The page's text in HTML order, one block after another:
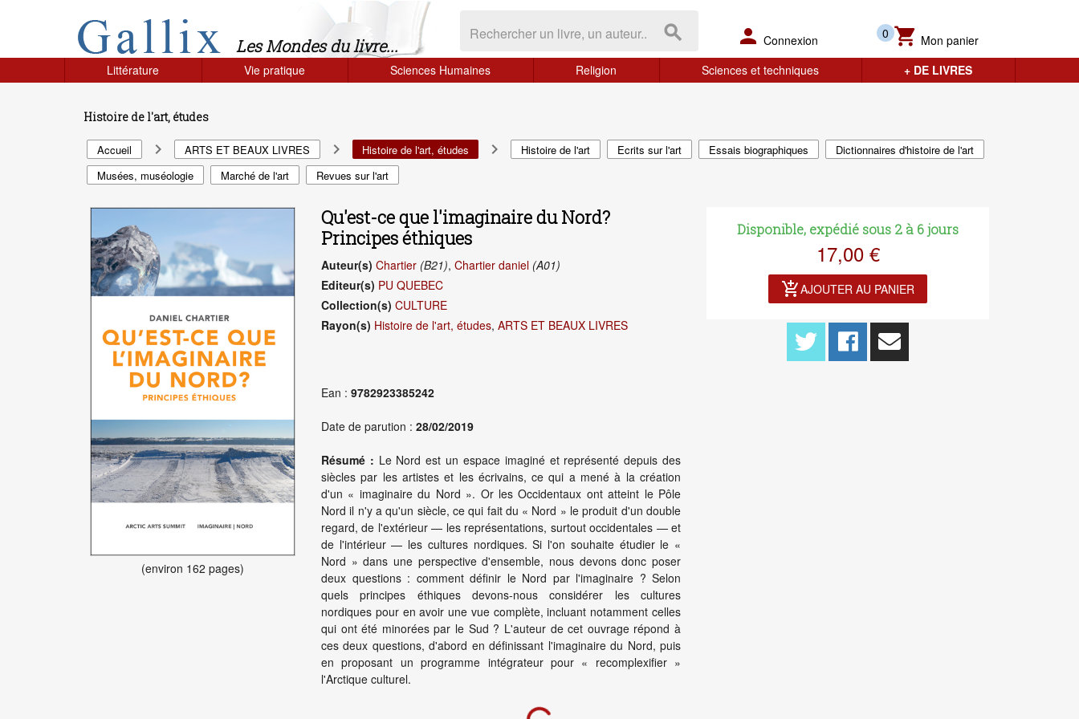
Les Mondes du livre...
search person Connexion shopping_cart
0
Mon panier
Littérature
Vie pratique Sciences Humaines Religion Sciences et techniques + DE LIVRES
Histoire de l'art, études
Accueil navigate_next ARTS ET BEAUX LIVRES navigate_next Histoire de l'art, études navigate_next Histoire de l'art Ecrits sur l'art Essais biographiques
Dictionnaires d'histoire de l'art
Musées, muséologie
Marché de l'art Revues sur l'art
(environ 162 pages)
Qu'est-ce que l'imaginaire du Nord?
Principes éthiques
Auteur(s) Chartier (B21), Chartier daniel (A01)
Editeur(s) PU QUEBEC
Collection(s) CULTURE
Rayon(s) Histoire de l'art, études, ARTS ET BEAUX LIVRES
Ean : 9782923385242
Date de parution : 28/02/2019
Résumé : Le Nord est un espace imaginé et représenté depuis des
siècles par les artistes et les écrivains, ce qui a mené à la création
d'un « imaginaire du Nord ». Or les Occidentaux ont atteint le Pôle
Nord il n'y a qu'un siècle, ce qui fait du « Nord » le produit d'un double
regard, de l'extérieur — les représentations, surtout occidentales — et
de l'intérieur — les cultures nordiques. Si l'on souhaite étudier le «
Nord » dans une perspective d'ensemble, nous devons donc poser
deux questions : comment définir le Nord par l'imaginaire ? Selon
quels principes éthiques devons-nous considérer les cultures
nordiques pour en avoir une vue complète, incluant notamment celles
qui ont été minorées par le Sud ? L'auteur de cet ouvrage répond à
ces deux questions, d'abord en définissant l'imaginaire du Nord, puis
en proposant un programme intégrateur pour « recomplexifier »
l'Arctique culturel.
Disponible, expédié sous 2 à 6 jours
17,00 €
add_shopping_cartAJOUTER AU PANIER